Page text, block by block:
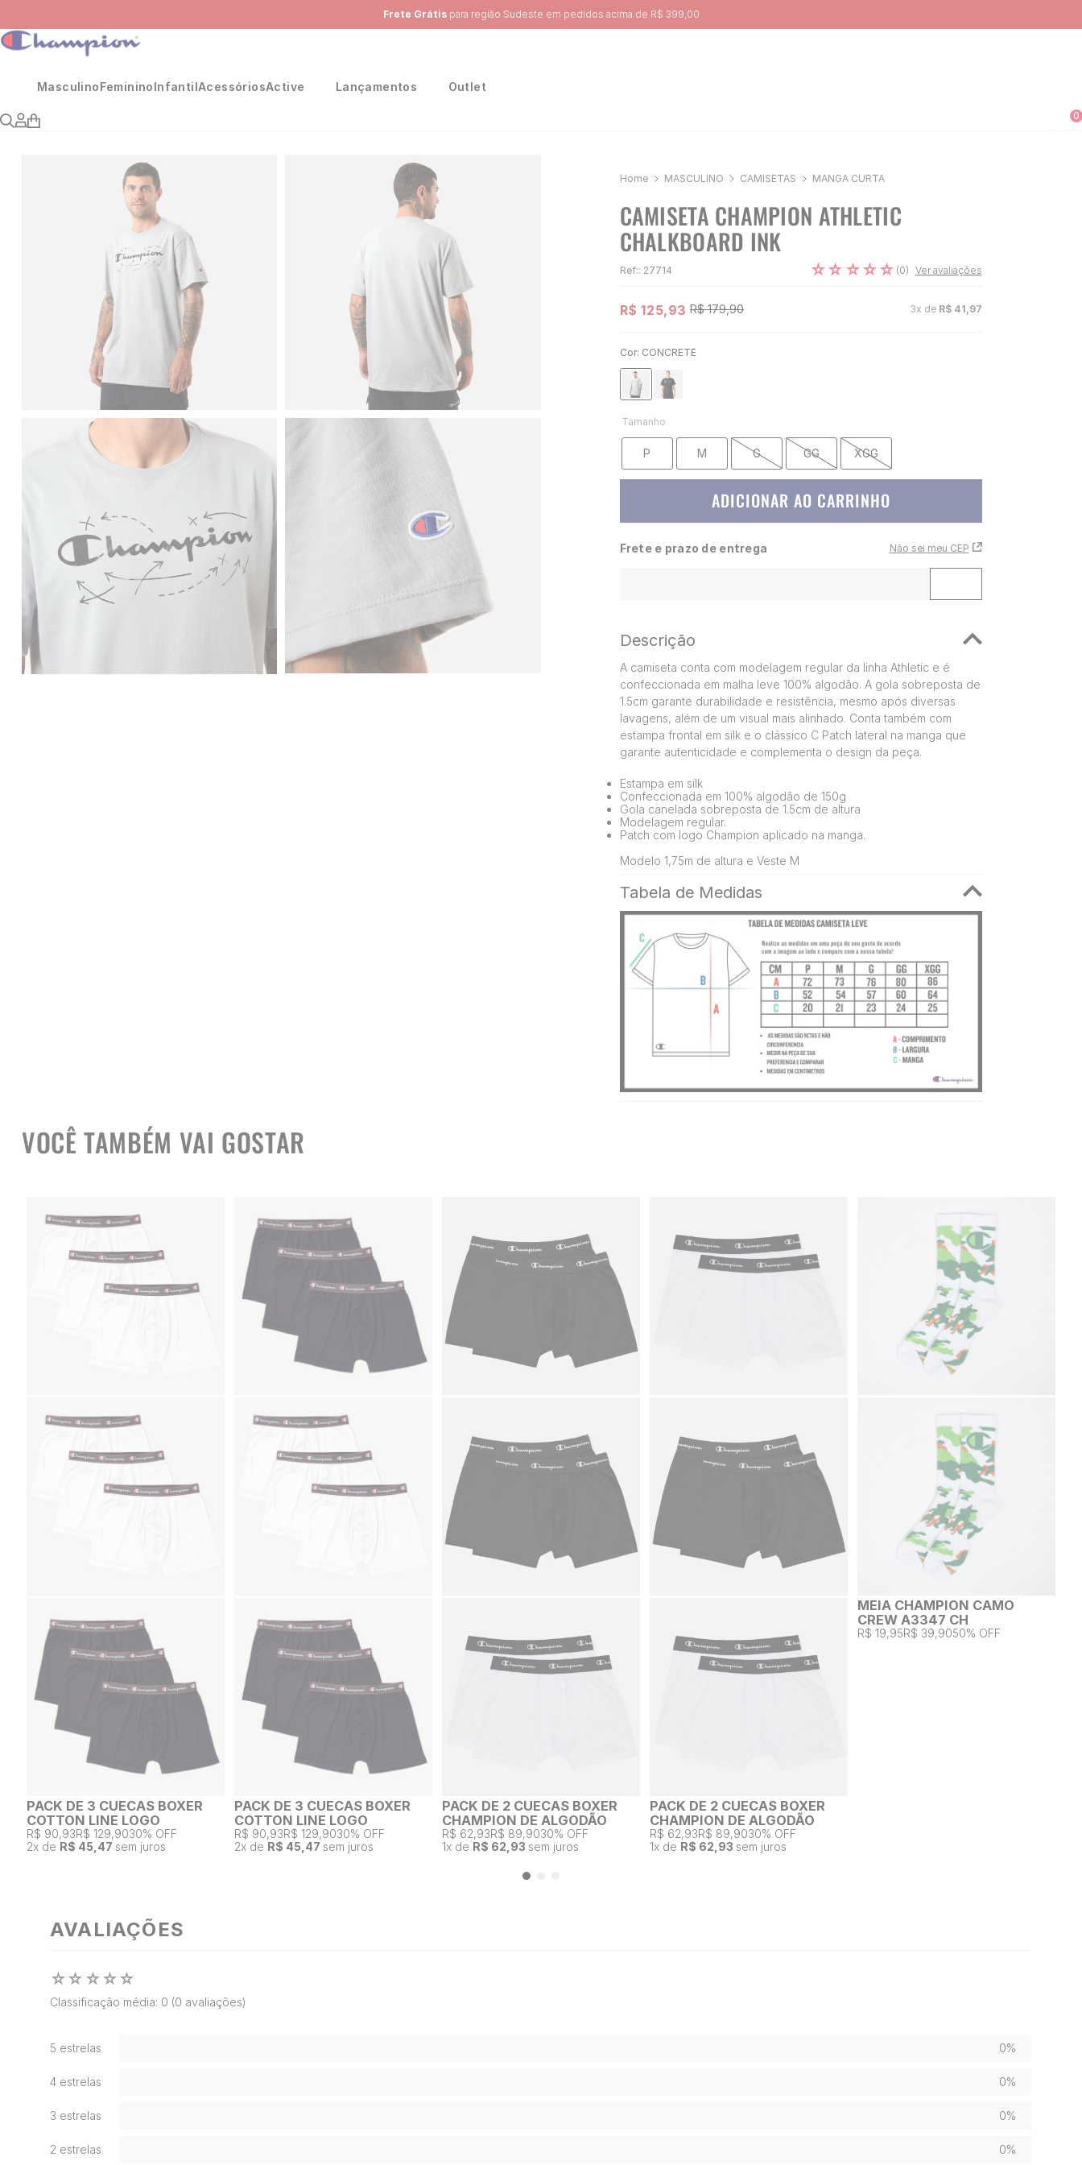
Ganhe 10% na primeira compra, utilizando o cupom: PRIMEIRA10
MasculinoFemininoInfantilAcessóriosActive Lançamentos Outlet
0
MASCULINO CAMISETAS MANGA CURTA
CAMISETA CHAMPION ATHLETIC
CHALKBOARD INK
Ref:: 27714 ☆☆ ☆☆☆ (0) Ver avaliações
R$ 125,93 R$ 179,90 3x de R$ 41 97
Cor: CONCRETE
Tamanho
P M G GG XGG
ADICIONAR AO CARRINHO
Frete e prazo de entrega Não sei meu CEP
Descrição
A camiseta conta com modelagem regular da linha Athletic e é
confeccionada em malha leve 100% algodão. A gola sobreposta de
1.5cm garante durabilidade e resistência, mesmo após diversas
lavagens, além de um visual mais alinhado. Conta também com
estampa frontal em silk e o clássico C Patch lateral na manga que
garante autenticidade e complementa o design da peça.
Estampa em silk
Confeccionada em 100% algodão de 150g
Gola canelada sobreposta de 1.5cm de altura
Modelagem regular.
Patch com logo Champion aplicado na manga.
Modelo 1,75m de altura e Veste M
Tabela de Medidas
VOCÊ TAMBÉM VAI GOSTAR
PACK DE 3 CUECAS BOXER
COTTON LINE LOGO
R$ 90,93R$ 129,9030% OFF
2x de R$ 45,47 sem juros
PACK DE 3 CUECAS BOXER
COTTON LINE LOGO
R$ 90,93R$ 129,9030% OFF
2x de R$ 45,47 sem juros
PACK DE 2 CUECAS BOXER
CHAMPION DE ALGODÃO
R$ 62,93R$ 89,9030% OFF
1x de R$ 62,93 sem juros
PACK DE 2 CUECAS BOXER
CHAMPION DE ALGODÃO
R$ 62,93R$ 89,9030% OFF
1x de R$ 62,93 sem juros
MEIA CHAMPION CAMO
CREW A3347 CH
R$ 19,95R$ 39,9050% OFF
AVALIAÇÕES
☆☆ ☆☆☆
Classificação média: 0 (0 avaliações)
5 estrelas 0%
4 estrelas 0%
3 estrelas 0%
2 estrelas 0%